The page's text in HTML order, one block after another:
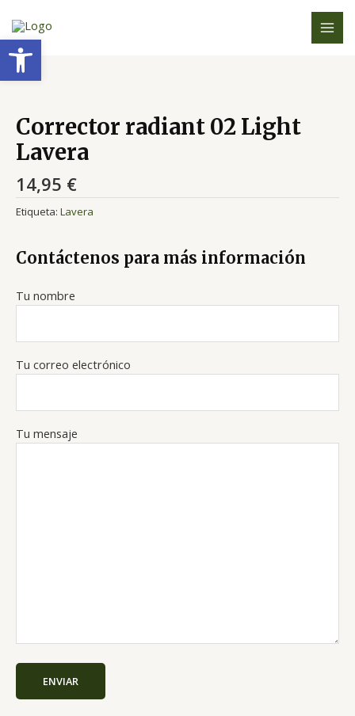
Abrir barra de herramientas
contenido
Corrector radiant 02 Light
Lavera
14,95 €
Etiqueta: Lavera
Contáctenos para más información
Tu nombre
Tu correo electrónico
Tu mensaje